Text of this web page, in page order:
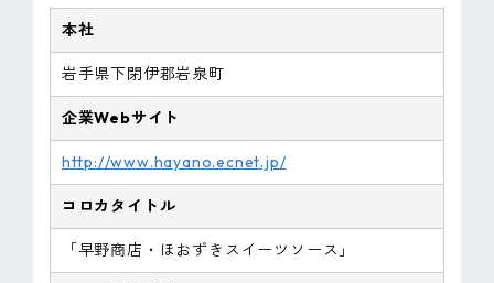
本社
岩手県下閉伊郡岩泉町
企業Webサイト
http://www.hayano.ecnet.jp/
コロカタイトル
「早野商店・ほおずきスイーツソース」